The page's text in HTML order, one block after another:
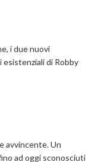
i due nuovi
di Robby
avvincente. Un
ad oggi sconosciuti